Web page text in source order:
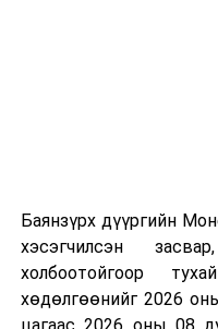
болон дулааны
болдог. Зарим
үлдэх үнснээс фосфор
авах боломжтой аж.
Баянзүрх дүүргийн
хэсэгчилсэн
холбоотойгоор
хөдөлгөөнийг 2026